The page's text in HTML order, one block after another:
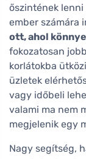
őszintének
ember számára
ott, ahol
fokozatosan
korlátokba
üzletek
vagy időbeli
valami ma nem
megjelenik egy
Nagy segítség,